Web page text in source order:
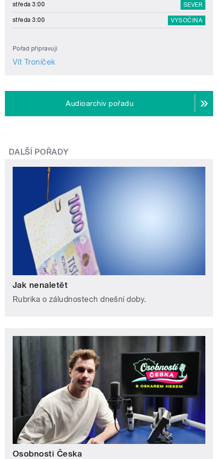
středa 3:00 SEVER
středa 3:00 VYSOČINA
Pořad připravují
Vít Troníček
Audioarchiv pořadu
DALŠÍ POŘADY
Jak nenaletět
Rubrika o záludnostech dnešní doby.
Osobnosti Česka